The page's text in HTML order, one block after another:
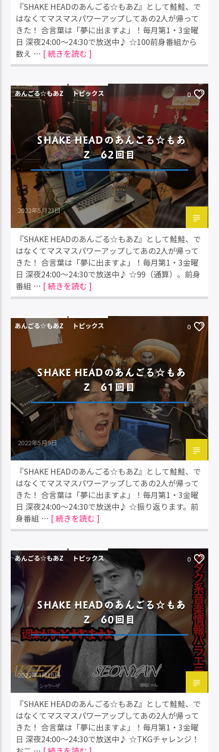
『SHAKE HEADのあんごる☆もあZ』として鮭鮭、で
はなくてマスマスパワーアップしてあの2人が帰って
きた！ 合言葉は「夢に出ますよ」！毎月第1・3金曜
日 深夜24:00～24:30で放送中♪ ☆100前身番組から
数え … [ 続きを読む ]
あんごる☆もあZ トピックス 0
SHAKE HEADのあんごる☆もあ
Z 62回目
2022年5月23日
『SHAKE HEADのあんごる☆もあZ』として鮭鮭、で
はなくてマスマスパワーアップしてあの2人が帰って
きた！ 合言葉は「夢に出ますよ」！毎月第1・3金曜
日 深夜24:00～24:30で放送中♪ ☆99（通算）。前身
番組 … [ 続きを読む ]
あんごる☆もあZ トピックス 0
SHAKE HEADのあんごる☆もあ
Z 61回目
2022年5月9日
『SHAKE HEADのあんごる☆もあZ』として鮭鮭、で
はなくてマスマスパワーアップしてあの2人が帰って
きた！ 合言葉は「夢に出ますよ」！毎月第1・3金曜
日 深夜24:00～24:30で放送中♪ ☆振り返ります。前
身番組 … [ 続きを読む ]
あんごる☆もあZ トピックス 0
SHAKE HEADのあんごる☆もあ
Z 60回目
2022年4月16日
『SHAKE HEADのあんごる☆もあZ』として鮭鮭、で
はなくてマスマスパワーアップしてあの2人が帰って
きた！ 合言葉は「夢に出ますよ」！毎月第1・3金曜
日 深夜24:00～24:30で放送中♪ ☆TKGチャレンジ！